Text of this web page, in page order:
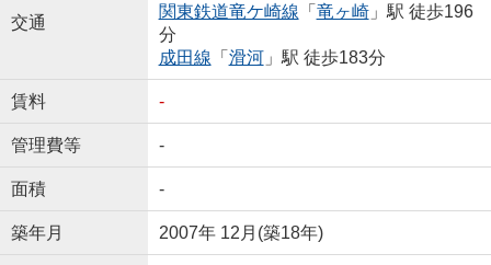
交通
関東鉄道竜ケ崎線 「 竜ヶ崎」駅 徒歩196
分
成田線 「 滑河」駅 徒歩183分
賃料 -
管理費等 -
面積 -
築年月 2007年 12月(築18年)